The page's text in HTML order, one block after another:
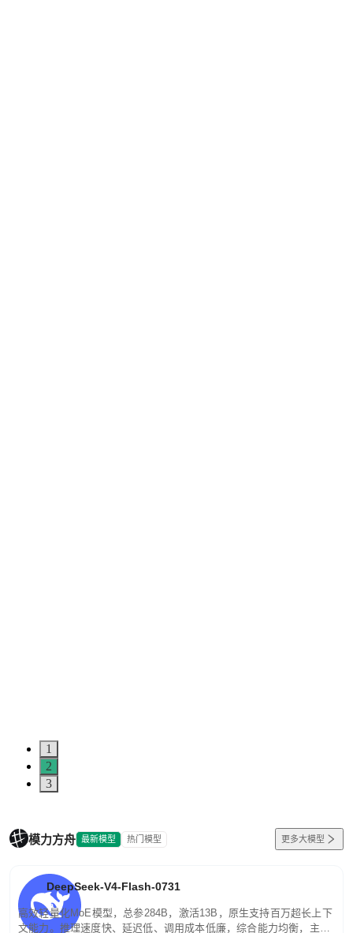
1
2
3
模力方舟 最新模型 热门模型 更多大模型
DeepSeek-V4-Flash-0731
高效轻量化MoE模型，总参284B，激活13B，原生支持百万超长上下
文能力。推理速度快、延迟低、调用成本低廉，综合能力均衡，主打